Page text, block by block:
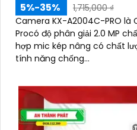
5%-35%
1,715,000 ₫
Camera KX-A2004C-PRO là Camera Dome HDCVI Color
Procó độ phân giải 2.0 MP
hợp mic kép nâng có chất lượng thu
tính năng chống...